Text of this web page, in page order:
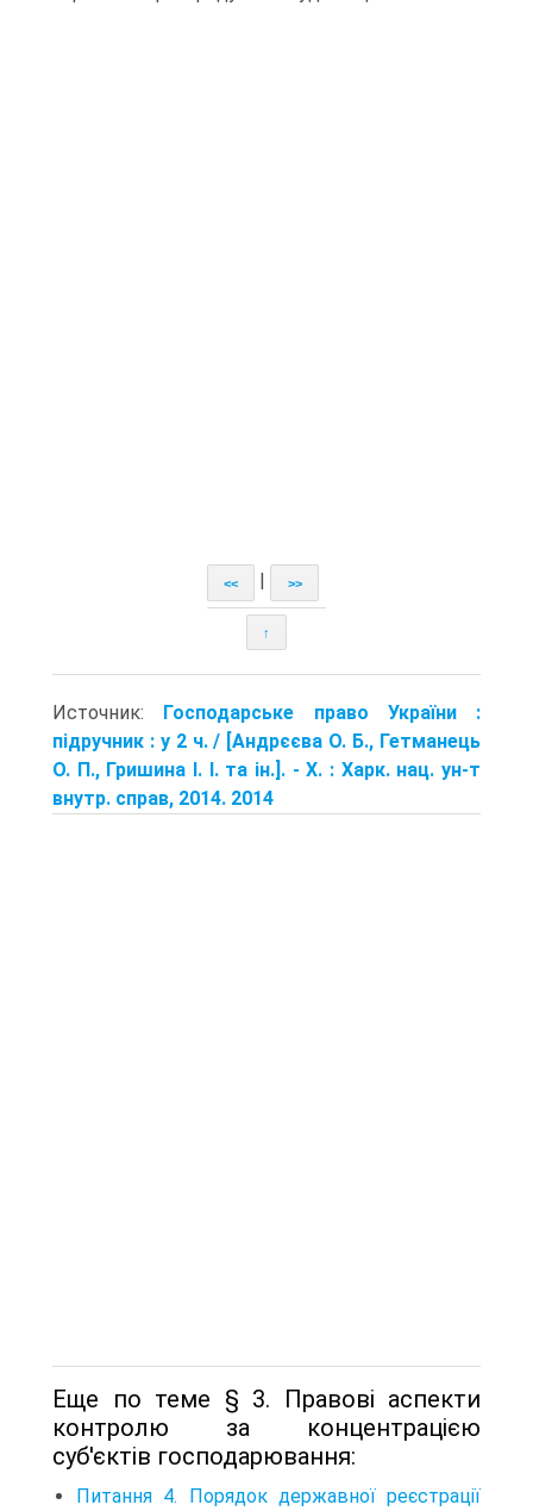
<< >>
↑
Источник: Господарське право України :
підручник : у 2 ч. / [Андрєєва О. Б., Гетманець
О. П., Гришина І. І. та ін.]. - Х. : Харк. нац. ун-т
внутр. справ, 2014. 2014
Еще по теме § 3. Правові аспекти
контролю за концентрацією
суб'єктів господарювання:
Питання 4. Порядок державної реєстрації